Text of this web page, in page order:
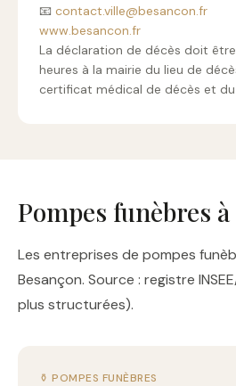
📧 contact.ville@besancon.fr
www.besancon.fr
La déclaration de décès doit
heures à la mairie du lieu de
certificat médical de décès et
Pompes funèbres
Les entreprises de pompes
Besançon. Source : registre
plus structurées).
⚱️ POMPES FUNÈBRES